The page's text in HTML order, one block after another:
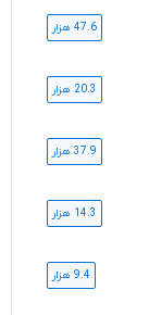
47.6 هزار
20.3 هزار
37.9 هزار
14.3 هزار
9.4 هزار